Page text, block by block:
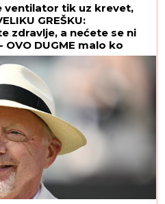
ventilator tik uz krevet,
GREŠKU:
zdravlje, a nećete se ni
OVO DUGME malo ko
najveću razliku